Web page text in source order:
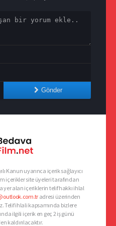
Gönder
Kanun uyarınca içerik sağlayıcı
içerikler site üyeleri tarafından
alan içeriklerin telif hakkı ihlal
adresi üzerinden
Telif ihlali kapsamında bizlere
ilgili içerik en geç 2 iş günü
kaldırılacaktır.